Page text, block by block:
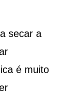
secar a
é muito